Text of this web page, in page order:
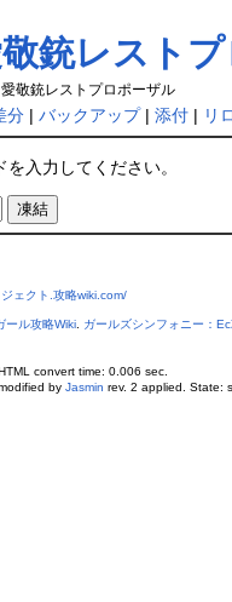
銃レスト
敬銃レストプロポーザル
分| バックアップ| 添付| リ
入力してください。
ェクト.攻略wiki.com/
ール攻略Wiki. ガールズシンフォニー：
convert time: 0.006 sec.
by Jasmin rev. 2 applied. State: